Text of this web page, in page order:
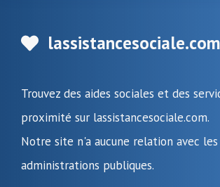
lassistancesociale.com
Trouvez des aides sociales et des
proximité sur lassistancesociale.com.
Notre site n'a aucune relation avec les
administrations publiques.